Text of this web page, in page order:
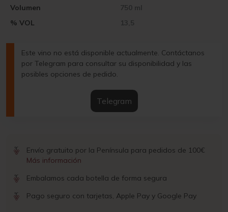
Volumen 750 ml
% VOL 13,5
Este vino no está disponible actualmente. Contáctanos
por Telegram para consultar su disponibilidad y las
posibles opciones de pedido.
Telegram
Envío gratuito por la Península para pedidos de 100€
Más información
Embalamos cada botella de forma segura
Pago seguro con tarjetas, Apple Pay y Google Pay